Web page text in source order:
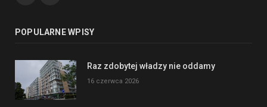
POPULARNE WPISY
Raz zdobytej władzy nie oddamy
16 czerwca 2026